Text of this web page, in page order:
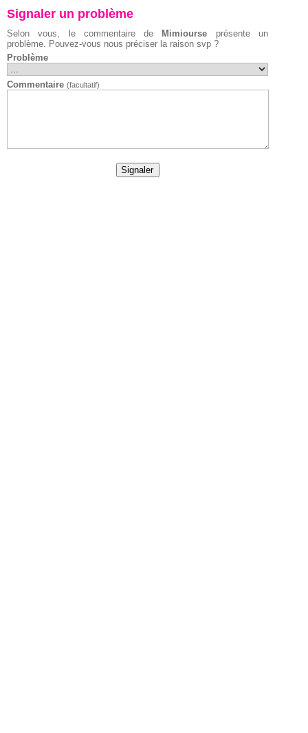
Signaler un problème
Selon vous, le commentaire de Mimiourse présente un
problème. Pouvez-vous nous préciser la raison svp ?
Problème
Commentaire (facultatif)